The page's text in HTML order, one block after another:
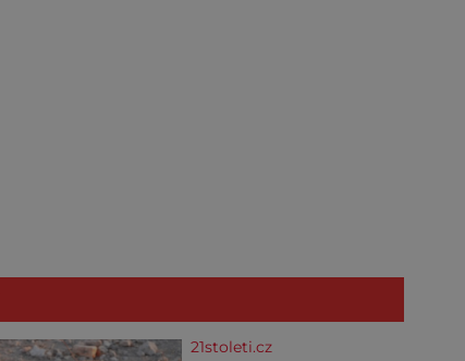
21stoleti.cz